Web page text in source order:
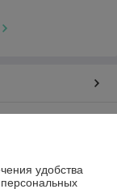
удобства